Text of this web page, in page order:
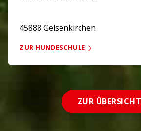
45888 Gelsenkirchen
ZUR HUNDESCHULE
ZUR ÜBERSICHT